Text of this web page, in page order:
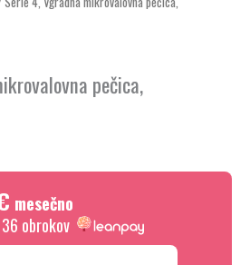
pečica,
mesečno
obrokov